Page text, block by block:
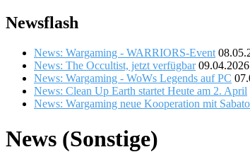
Newsflash
News: Wargaming - WARRIORS-Event
News: The Occultist, jetzt verfügbar
News: Wargaming - WoWs Legends auf PC
News: Clean Up Earth startet Heute am 2. April
News: Wargaming neue Kooperation mit
News (Sonstige)